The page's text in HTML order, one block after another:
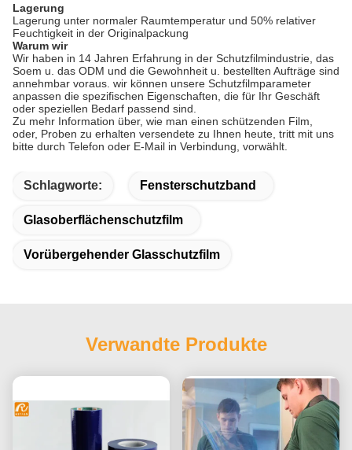
Lagerung
Lagerung unter normaler Raumtemperatur und 50% relativer
Feuchtigkeit in der Originalpackung
Warum wir
Wir haben in 14 Jahren Erfahrung in der Schutzfilmindustrie, das
Soem u. das ODM und die Gewohnheit u. bestellten Aufträge sind
annehmbar voraus. wir können unsere Schutzfilmparameter
anpassen die spezifischen Eigenschaften, die für Ihr Geschäft
oder speziellen Bedarf passend sind.
Zu mehr Information über, wie man einen schützenden Film,
oder, Proben zu erhalten versendete zu Ihnen heute, tritt mit uns
bitte durch Telefon oder E-Mail in Verbindung, vorwählt.
Schlagworte: Fensterschutzband
Glasoberflächenschutzfilm
Vorübergehender Glasschutzfilm
Verwandte Produkte